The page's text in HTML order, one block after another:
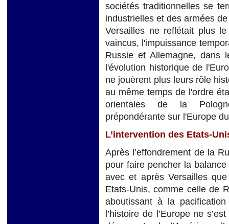
sociétés traditionnelles se
industrielles et des armées
Versailles ne reflétait plus
vaincus, l'impuissance
Russie et Allemagne, dans
l'évolution historique de
ne jouèrent plus leurs rôle
au même temps de l'ordre
orientales de la
prépondérante sur l'Europe
L’intervention des Etats-
Après l’effondrement de la
pour faire pencher la
avec et après Versailles que
Etats-Unis, comme celle de
aboutissant à la
l’histoire de l’Europe ne